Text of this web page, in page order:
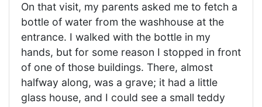
​On that visit, my parents asked me to fetch a
bottle of water from the washhouse at the
entrance. I walked with the bottle in my
hands, but for some reason I stopped in front
of one of those buildings. There, almost
halfway along, was a grave; it had a little
glass house, and I could see a small teddy